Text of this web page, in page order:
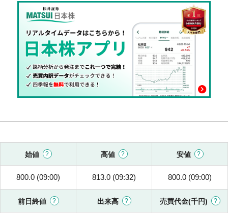
始値 高値 安値
800.0 (09:00) 813.0 (09:32) 800.0 (09:00)
前日終値 出来高 売買代金(千円)